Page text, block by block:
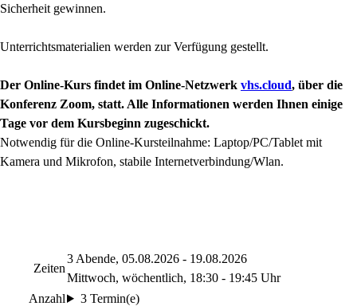
Sicherheit gewinnen.
Unterrichtsmaterialien werden zur Verfügung gestellt.
Der Online-Kurs findet im Online-Netzwerk vhs.cloud, über die
Konferenz Zoom, statt. Alle Informationen werden Ihnen einige
Tage vor dem Kursbeginn zugeschickt.
Notwendig für die Online-Kursteilnahme: Laptop/PC/Tablet mit
Kamera und Mikrofon, stabile Internetverbindung/Wlan.
Zeiten
3 Abende, 05.08.2026 - 19.08.2026
Mittwoch, wöchentlich, 18:30 - 19:45 Uhr
Anzahl
3 Termin(e)